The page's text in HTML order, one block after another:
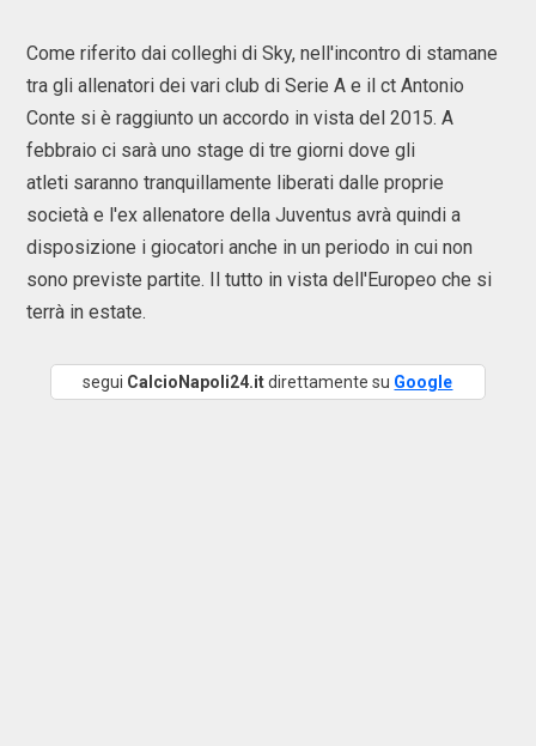
Come riferito dai colleghi di Sky, nell'incontro di stamane
tra gli allenatori dei vari club di Serie A e il ct Antonio
Conte si è raggiunto un accordo in vista del 2015. A
febbraio ci sarà uno stage di tre giorni dove gli
atleti saranno tranquillamente liberati dalle proprie
società e l'ex allenatore della Juventus avrà quindi a
disposizione i giocatori anche in un periodo in cui non
sono previste partite. Il tutto in vista dell'Europeo che si
terrà in estate.
segui CalcioNapoli24.itdirettamente su Google